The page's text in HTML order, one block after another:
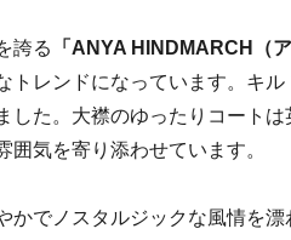
誇る
「ANYA HINDMARCH（
トレンドになっています。キル
した。大襟のゆったりコートは
気を寄り添わせています。
かでノスタルジックな風情を漂